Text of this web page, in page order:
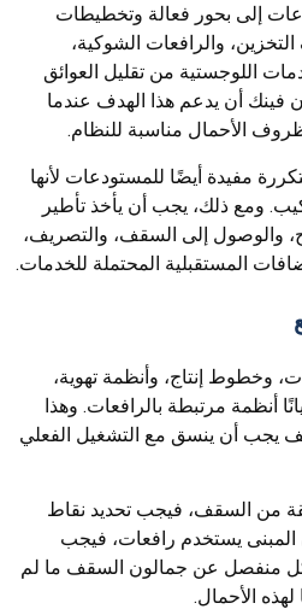
إلى بحور فعالة وتخطيطات
والرافعات الشوكية،
اللوجستية من تقليل العوائق
فينك أن يدعم هذا الهدف عندما
الأحمال مناسبة للنظام.
مفيدة أيضًا للمستودعات لأنها
ومع ذلك، يجب أن يأخذ تأطير
والوصول إلى السقف، والتصريف،
المستقبلية المحتملة للخدمات.
وخطوط إنتاج، وأنظمة تهوية،
أنظمة مرتبطة بالرافعات. وهذا
يجب أن ينسق مع التشغيل الفعلي
من السقف، فيجب تحديد نقاط
المبنى يستخدم رافعات، فيجب
منفصل عن جمالون السقف ما لم
الأحمال.